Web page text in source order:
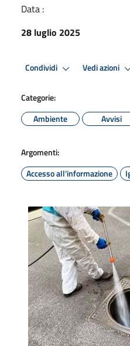
Data :
28 luglio 2025
Condividi Vedi azioni
Categorie:
Ambiente
Avvisi
Argomenti:
Accesso all'informazione